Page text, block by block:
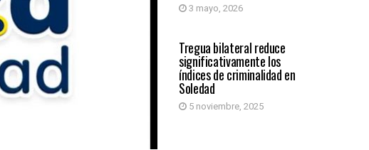
3 mayo, 2026
SOLEDAD
Tregua bilateral reduce
significativamente los
índices de criminalidad en
Soledad
5 noviembre, 2025